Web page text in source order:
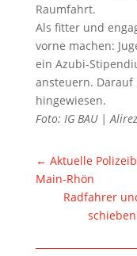
Raumfahrt.
Als fitter und
vorne machen:
ein Azubi-
ansteuern. Darauf
hingewiesen.
Foto: IG BAU |
← Aktuelle
Main-Rhön
Radfahrer